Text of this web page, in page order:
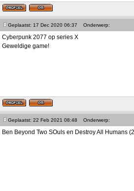
Geplaatst: 17 Dec 2020 06:37 Onderwerp:
Cyberpunk 2077 op series X
Geweldige game!
Geplaatst: 22 Feb 2021 08:48
Onderwerp:
Ben Beyond Two SOuls en Destroy All Humans